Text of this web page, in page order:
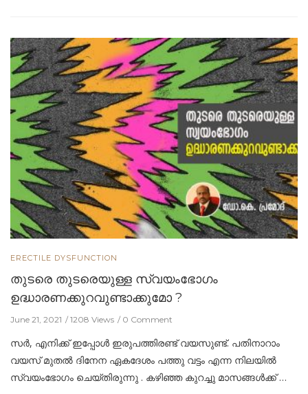
ERECTILE DYSFUNCTION
തുടരെ തുടരെയുള്ള സ്വയംഭോഗം
ഉദ്ധാരണക്കുറവുണ്ടാക്കുമോ ?
June 21, 2021 1208 Views 0 Comment
സർ, എനിക്ക് ഇപ്പോൾ ഇരുപത്തിരണ്ട് വയസുണ്ട്. പതിനാറാം
വയസ് മുതൽ ദിനേന ഏകദേശം പത്തു വട്ടം എന്ന നിലയിൽ
സ്വയംഭോഗം ചെയ്തിരുന്നു . കഴിഞ്ഞ കുറച്ചു മാസങ്ങൾക്ക് …